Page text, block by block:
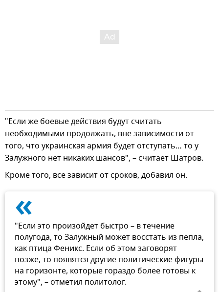
"Если же боевые действия будут считать
необходимыми продолжать, вне зависимости от
того, что украинская армия будет отступать… то у
Залужного нет никаких шансов", – считает Шатров.
Кроме того, все зависит от сроков, добавил он.
«
"Если это произойдет быстро – в течение
полугода, то Залужный может восстать из пепла,
как птица Феникс. Если об этом заговорят
позже, то появятся другие политические фигуры
на горизонте, которые гораздо более готовы к
этому", – отметил политолог.